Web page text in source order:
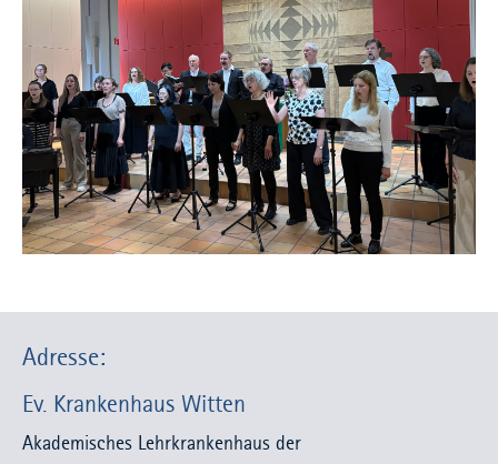
Adresse:
Ev. Krankenhaus Witten
Akademisches Lehrkrankenhaus der